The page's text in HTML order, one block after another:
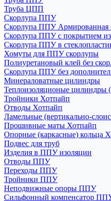
Труба ЦПП
Скорлупа ППУ
Скорлупа ППУ Армированная
Скорлупа ППУ с покрытием
Скорлупа ППУ в
Хомуты для ППУ скорлупы
Полиуретановый клей без
Скорлупа ППУ без
Минераловатные цилиндры
Теплоизоляционые цилиндры
Тройники Хотпайп
Отводы Хотпайп
Ламельные (вертикально-
Прошивные маты Хотпайп
Опорные (каркасные) кольца
Подвес для труб
Изделия в ППУ изоляции
Отводы ППУ
Переходы ППУ
Тройники ППУ
Неподвижные опоры ППУ
Cильфонный компенсатор